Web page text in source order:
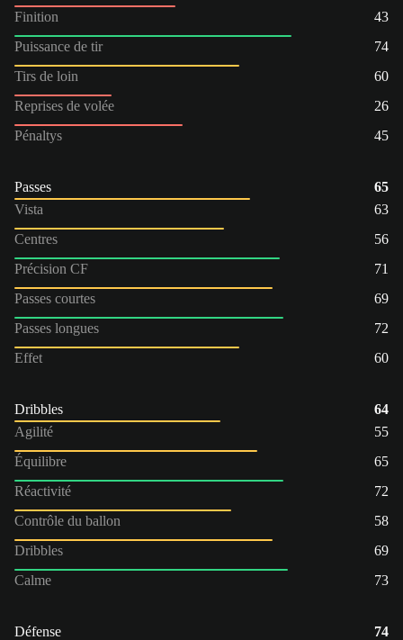
Finition
43
Puissance de tir
74
Tirs de loin
60
Reprises de volée
26
Pénaltys
45
Passes
65
Vista
63
Centres
56
Précision CF
71
Passes courtes
69
Passes longues
72
Effet
60
Dribbles
64
Agilité
55
Équilibre
65
Réactivité
72
Contrôle du ballon
58
Dribbles
69
Calme
73
Défense
74